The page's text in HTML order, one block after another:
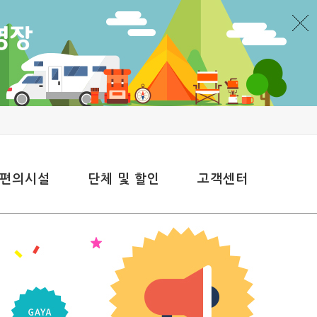
의시설 단체 및 할인 고객센터